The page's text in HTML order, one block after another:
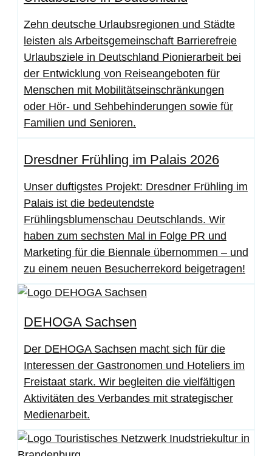
Zehn deutsche Urlaubsregionen und Städte
leisten als Arbeitsgemeinschaft Barrierefreie
Urlaubsziele in Deutschland Pionierarbeit bei
der Entwicklung von Reiseangeboten für
Menschen mit Mobilitätseinschränkungen
oder Hör- und Sehbehinderungen sowie für
Familien und Senioren.
Dresdner Frühling im Palais 2026
Unser duftigstes Projekt: Dresdner Frühling im
Palais ist die bedeutendste
Frühlingsblumenschau Deutschlands. Wir
haben zum sechsten Mal in Folge PR und
Marketing für die Biennale übernommen – und
zu einem neuen Besucherrekord beigetragen!
DEHOGA Sachsen
Der DEHOGA Sachsen macht sich für die
Interessen der Gastronomen und Hoteliers im
Freistaat stark. Wir begleiten die vielfältigen
Aktivitäten des Verbandes mit strategischer
Medienarbeit.